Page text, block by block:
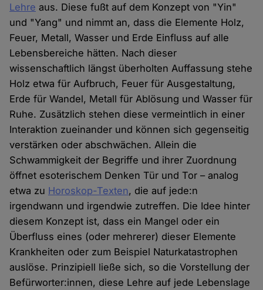
Lehre aus. Diese fußt auf dem Konzept von "Yin"
und "Yang" und nimmt an, dass die Elemente Holz,
Feuer, Metall, Wasser und Erde Einfluss auf alle
Lebensbereiche hätten. Nach dieser
wissenschaftlich längst überholten Auffassung stehe
Holz etwa für Aufbruch, Feuer für Ausgestaltung,
Erde für Wandel, Metall für Ablösung und Wasser für
Ruhe. Zusätzlich stehen diese vermeintlich in einer
Interaktion zueinander und können sich gegenseitig
verstärken oder abschwächen. Allein die
Schwammigkeit der Begriffe und ihrer Zuordnung
öffnet esoterischem Denken Tür und Tor – analog
etwa zu Horoskop-Texten, die auf jede:n
irgendwann und irgendwie zutreffen. Die Idee hinter
diesem Konzept ist, dass ein Mangel oder ein
Überfluss eines (oder mehrerer) dieser Elemente
Krankheiten oder zum Beispiel Naturkatastrophen
auslöse. Prinzipiell ließe sich, so die Vorstellung der
Befürworter:innen, diese Lehre auf jede Lebenslage